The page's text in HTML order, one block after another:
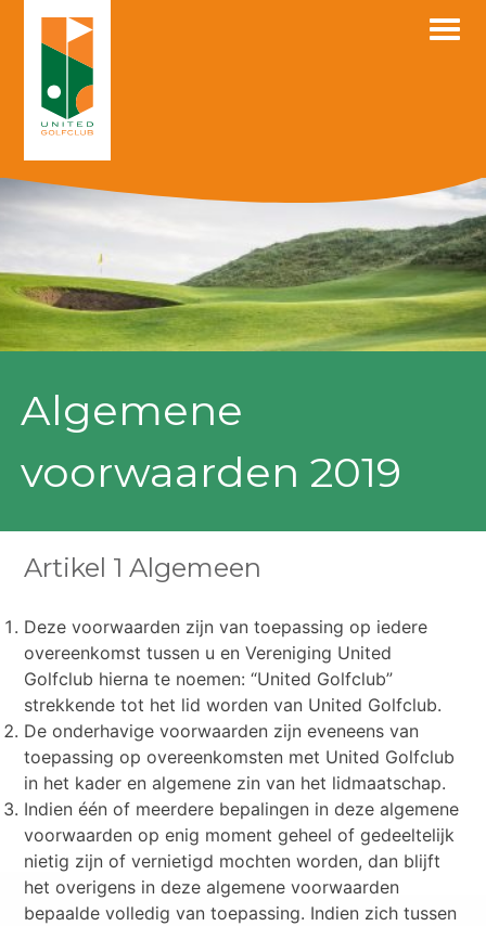
Algemene
voorwaarden 2019
Artikel 1 Algemeen
Deze voorwaarden zijn van toepassing op iedere
overeenkomst tussen u en Vereniging United
Golfclub hierna te noemen: “United Golfclub”
strekkende tot het lid worden van United Golfclub.
De onderhavige voorwaarden zijn eveneens van
toepassing op overeenkomsten met United Golfclub
in het kader en algemene zin van het lidmaatschap.
Indien één of meerdere bepalingen in deze algemene
voorwaarden op enig moment geheel of gedeeltelijk
nietig zijn of vernietigd mochten worden, dan blijft
het overigens in deze algemene voorwaarden
bepaalde volledig van toepassing. Indien zich tussen